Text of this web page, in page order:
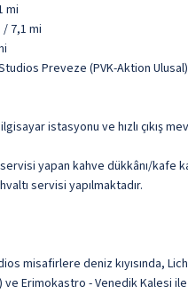
mi
/ 7,1 mi
Preveze (PVK-Aktion
istasyonu ve hızlı çıkış
yapan kahve dükkânı/
servisi yapılmaktadır.
misafirlere deniz kıyısında,
ve Erimokastro - Venedik Kalesi